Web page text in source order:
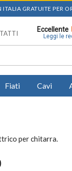
ITALIA GRATUITE PER
Eccellente
Leggi le
Fiati Cavi
per chitarra.